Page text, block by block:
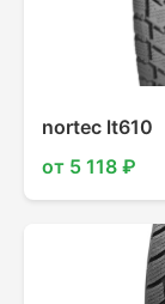
nortec lt610
от 5 118 ₽